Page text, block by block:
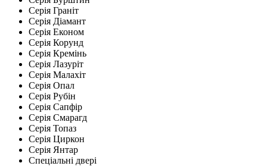
Серія Граніт
Серія Діамант
Серія Економ
Серія Корунд
Серія Кремінь
Серія Лазуріт
Серія Малахіт
Серія Опал
Серія Рубін
Серія Сапфір
Серія Смарагд
Серія Топаз
Серія Циркон
Серія Янтар
Спеціальні двері